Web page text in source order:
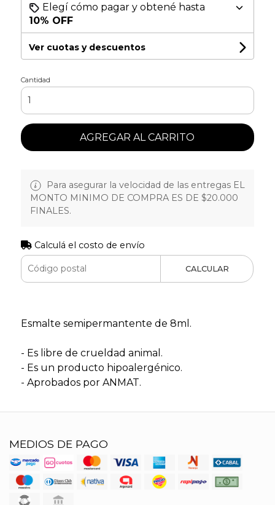
Elegí cómo pagar y obtené hasta
10% OFF
Ver cuotas y descuentos
Cantidad
AGREGAR AL CARRITO
Para asegurar la velocidad de las entregas EL
MONTO MINIMO DE COMPRA ES DE $20.000
FINALES.
Calculá el costo de envío
CALCULAR
Esmalte semipermantente de 8ml.
- Es libre de crueldad animal.
- Es un producto hipoalergénico.
- Aprobados por ANMAT.
MEDIOS DE PAGO